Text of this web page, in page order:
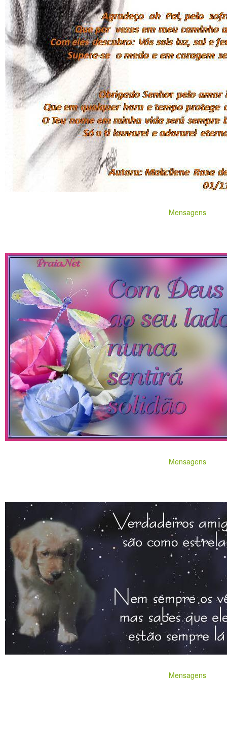
Mensagens
Mensagens
Mensagens